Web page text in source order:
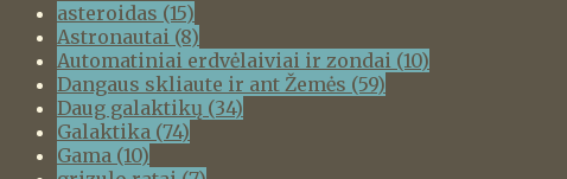
asteroidas (15)
Astronautai (8)
Automatiniai erdvėlaiviai ir zondai (10)
Dangaus skliaute ir ant Žemės (59)
Daug galaktikų (34)
Galaktika (74)
Gama (10)